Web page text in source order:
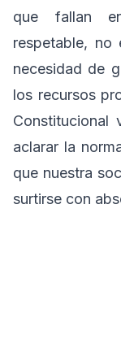
que fallan
respetable, no
necesidad de
los recursos
Constitucional
aclarar la
que nuestra
surtirse con